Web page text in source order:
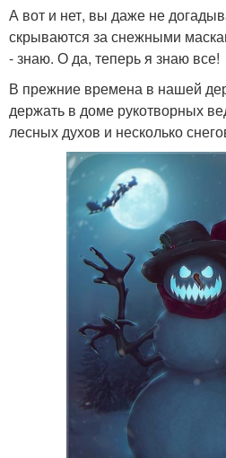
А вот и нет, вы даже не
скрываются за снежными
- знаю. О да, теперь я знаю все!
В прежние времена в нашей
держать в доме рукотворных
лесных духов и несколько